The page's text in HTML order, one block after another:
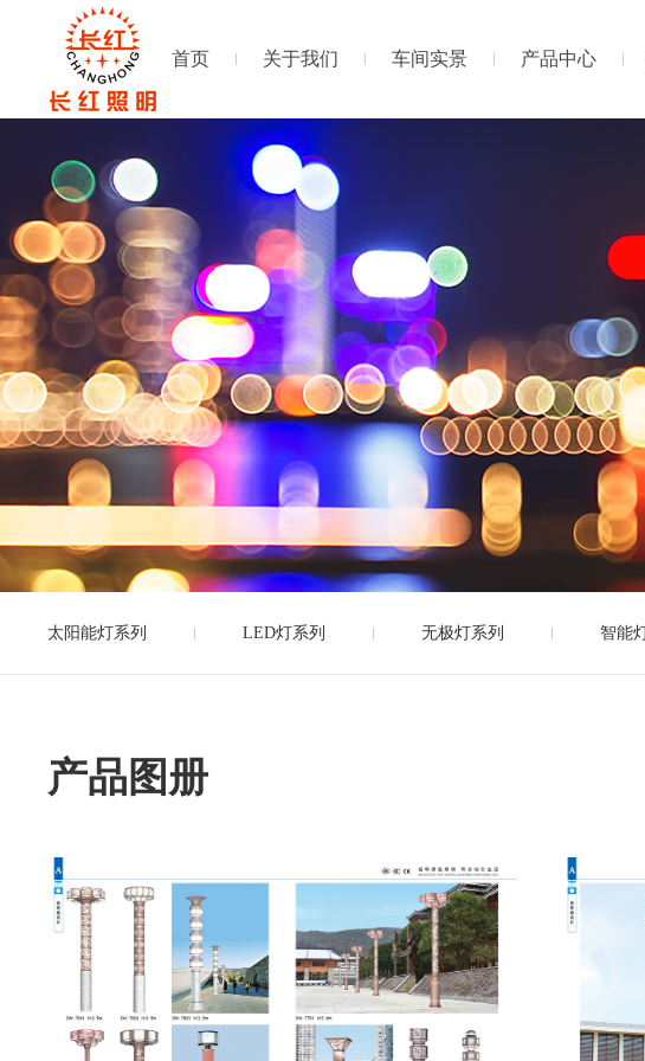
首页 关于我们 车间实景 产品中心
太阳能灯系列 LED灯系列 无极灯系列 智能
产品图册